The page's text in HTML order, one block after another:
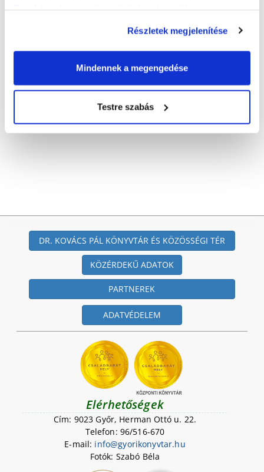
Részletek megjelenítése
Mindennek a megengedése
Testre szabás
DR. KOVÁCS PÁL KÖNYVTÁR ÉS KÖZÖSSÉGI TÉR
KÖZÉRDEKŰ ADATOK
PARTNEREK
ADATVÉDELEM
Elérhetőségek
Cím: 9023 Győr, Herman Ottó u. 22.
Telefon: 96/516-670
E-mail: info@gyorikonyvtar.hu
Fotók: Szabó Béla